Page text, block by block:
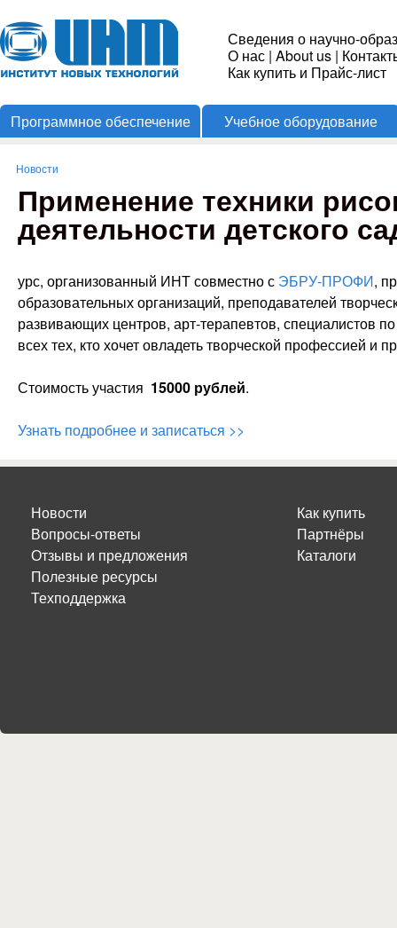
Институт
Новых
Технологий
Сведения о научно-
О нас | About us |
Как купить и Прайс-лист
Программное обеспечение Учебное оборудование
Вы здесь
Новости
Применение техники
деятельности детского
урс, организованный ИНТ совместно с ЭБРУ-ПРОФИ,
образовательных организаций, преподавателей
развивающих центров, арт-терапевтов, специалистов
всех тех, кто хочет овладеть творческой профессией и
Стоимость участия 15000 рублей.
Узнать подробнее и записаться >>
Новости
Вопросы-ответы
Отзывы и предложения
Полезные ресурсы
Техподдержка
Как купить
Партнёры
Каталоги